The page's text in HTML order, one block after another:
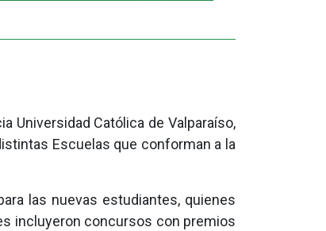
Universidad Católica de Valparaíso,
Escuelas que conforman a la
las nuevas estudiantes, quienes
incluyeron concursos con premios